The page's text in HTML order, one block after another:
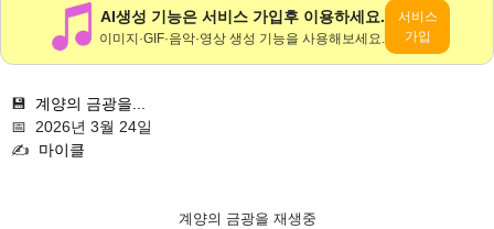
AI생성 기능은 서비스 가입후 이용하세요.
이미지·GIF·음악·영상 생성 기능을 사용해보세요.
서비스
가입
💾 계양의 금광을...
📅 2026년 3월 24일
✍️ 마이클
계양의 금광을 재생중